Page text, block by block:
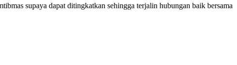
supaya dapat ditingkatkan sehingga terjalin hubungan baik bersama